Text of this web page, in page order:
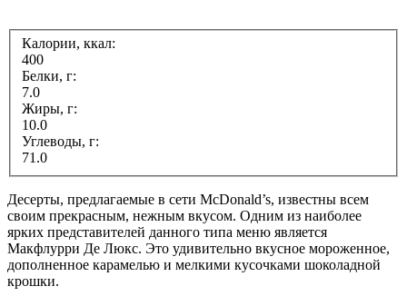
Калории, ккал:
400
Белки, г:
7.0
Жиры, г:
10.0
Углеводы, г:
71.0
Десерты, предлагаемые в сети McDonald’s, известны всем
своим прекрасным, нежным вкусом. Одним из наиболее
ярких представителей данного типа меню является
Макфлурри Де Люкс. Это удивительно вкусное мороженное,
дополненное карамелью и мелкими кусочками шоколадной
крошки.